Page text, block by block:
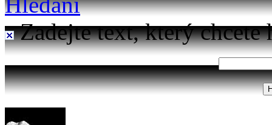
Zadejte text, který chcete